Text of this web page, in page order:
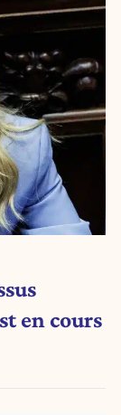
en cours